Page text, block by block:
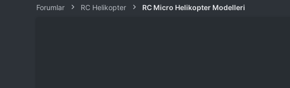
b
ı
Forumlar RC Helikopter RC Micro Helikopter Modelleri